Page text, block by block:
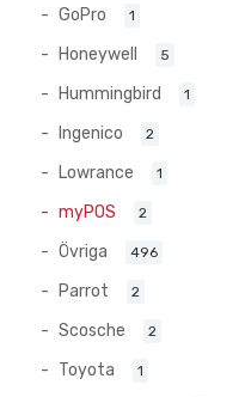
GoPro 1
Honeywell 5
Hummingbird 1
Ingenico 2
Lowrance 1
myPOS 2
Övriga 496
Parrot 2
Scosche 2
Toyota 1